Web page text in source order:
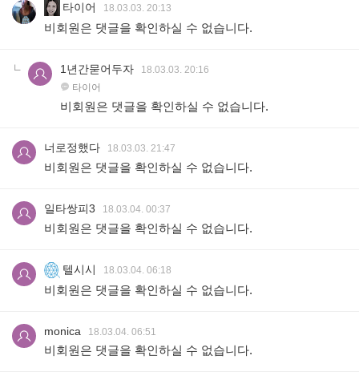
타이어 18.03.03. 20:13
비회원은 댓글을 확인하실 수 없습니다.
1년간묻어두자
18.03.03. 20:16
타이어
비회원은 댓글을 확인하실 수 없습니다.
너로정했다 18.03.03. 21:47
비회원은 댓글을 확인하실 수 없습니다.
일타쌍피3 18.03.04. 00:37
비회원은 댓글을 확인하실 수 없습니다.
텔시시 18.03.04. 06:18
비회원은 댓글을 확인하실 수 없습니다.
monica 18.03.04. 06:51
비회원은 댓글을 확인하실 수 없습니다.